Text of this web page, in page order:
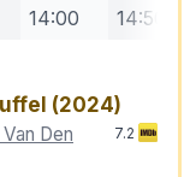
14:00 14:50
(2024)
Den
7.2